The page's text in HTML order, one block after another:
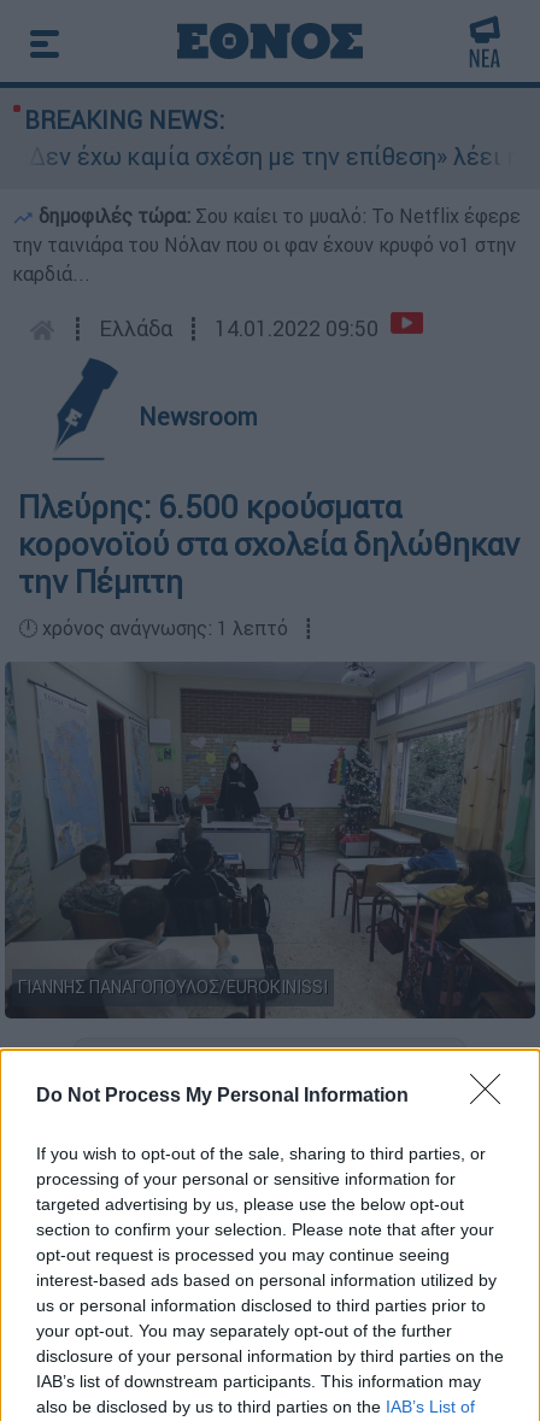
Do Not Process My Personal Information
If you wish to opt-out of the sale, sharing to third parties, or
processing of your personal or sensitive information for
targeted advertising by us, please use the below opt-out
section to confirm your selection. Please note that after your
opt-out request is processed you may continue seeing
interest-based ads based on personal information utilized by
us or personal information disclosed to third parties prior to
your opt-out. You may separately opt-out of the further
disclosure of your personal information by third parties on the
IAB’s list of downstream participants. This information may
also be disclosed by us to third parties on the IAB’s List of
BREAKING NEWS:
έχω καμία σχέση με την επίθεση» λέει η
δημοφιλές τώρα: Σου καίει το μυαλό: Το Netflix έφερε
την ταινιάρα του Νόλαν που οι φαν έχουν κρυφό νο1 στην
καρδιά...
┋ Ελλάδα ┋ 14.01.2022 09:50
Newsroom
Πλεύρης: 6.500 κρούσματα
κορονοϊού στα σχολεία δηλώθηκαν
την Πέμπτη
🕛 χρόνος ανάγνωσης: 1 λεπτό ┋
ΓΙΑΝΝΗΣ ΠΑΝΑΓΟΠΟΥΛΟΣ/EUROKINISSI
δηλώθηκαν μέχρι την Πέμπτη το βραδύ από
ταself testστα σχολείατόνισε ο υπουργός
ΥγείαςΘάνος Πλεύρης.
Ο υπουργός πρόσθεσε πως όσο κάνει τον
κύκλο της ηΌμικροναποσυμπιέζονται και τα
νοσοκομεία. «Η κυβέρνηση πάντως δεν
εφησυχάζει», διαβεβαίωσε μιλώντας στον
ΑΝΤ1.